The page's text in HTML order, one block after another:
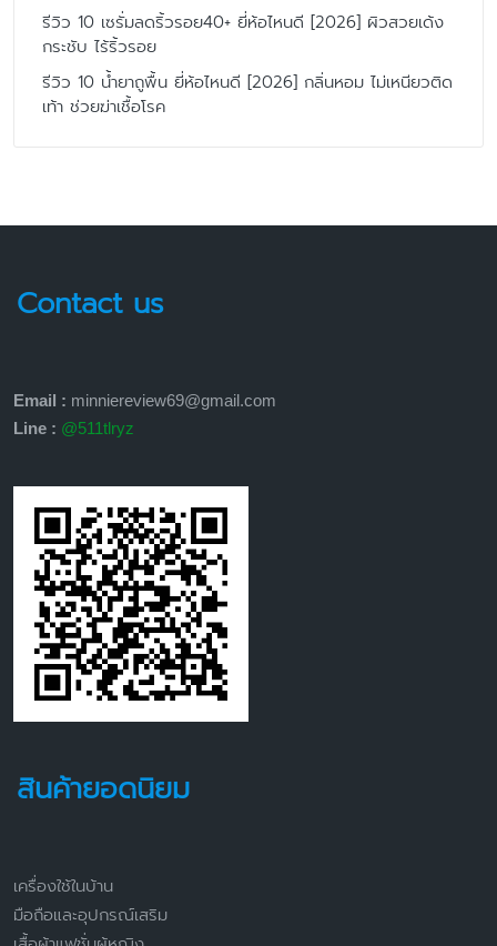
รีวิว 10 เซรั่มลดริ้วรอย40+ ยี่ห้อไหนดี [2026] ผิวสวยเด้ง
กระชับ ไร้ริ้วรอย
รีวิว 10 น้ำยาถูพื้น ยี่ห้อไหนดี [2026] กลิ่นหอม ไม่เหนียวติด
เท้า ช่วยฆ่าเชื้อโรค
Contact us
Email : minniereview69@gmail.com
Line : @511tlryz
สินค้ายอดนิยม
เครื่องใช้ในบ้าน
มือถือและอุปกรณ์เสริม